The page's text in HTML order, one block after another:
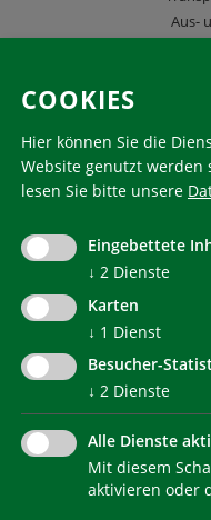
Aus-
KlimaHaus ist eine
© 2022 Agentur
COOKIES
Hier können Sie die
Website genutzt werden
lesen Sie bitte unsere
Eingebettete
↓ 2 Dienste
Karten
↓ 1 Dienst
Besucher-
↓ 2 Dienste
Alle Dienste
Mit diesem
aktivieren oder